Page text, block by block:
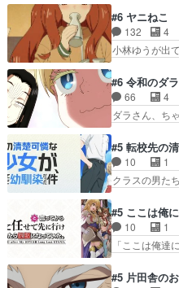
への恨みは根
早々変態扱い
うなお声で
復を見守って
き取りスタッ
んのお手当
ち回り害悪
一難、律がビ
いなんです」
か！？次週、
#6 ヤニねこ
132 4
小林ゆうが
マドンってな
ら下ネタ0じ
ソードに対
ぶある程度
ていたゴキ
よね。健康的
ノ島で、朝日
#6 令和のダ
66 4
ダラさん、
ットに憧れ
も凄惨なダラ
これで一区
♪薫がなんか
日頃からガ
こに行くのだ
単に一族を
#5 転校先の
10 1
クラスの男
もちゃんが
のキャラが登
希の級友を
U-NEXTで視
す隼人を見て
#5 ここは俺
10 1
「ここは俺
鈴奈（
#5 片田舎の